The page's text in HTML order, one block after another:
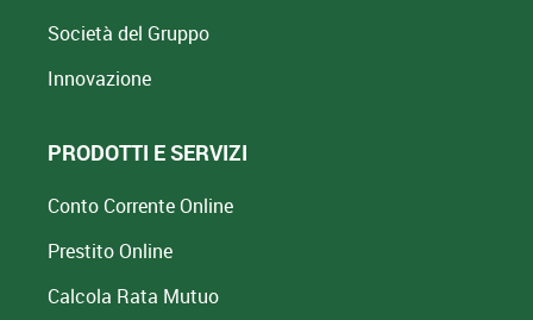
Società del Gruppo
Innovazione
PRODOTTI E SERVIZI
Conto Corrente Online
Prestito Online
Calcola Rata Mutuo